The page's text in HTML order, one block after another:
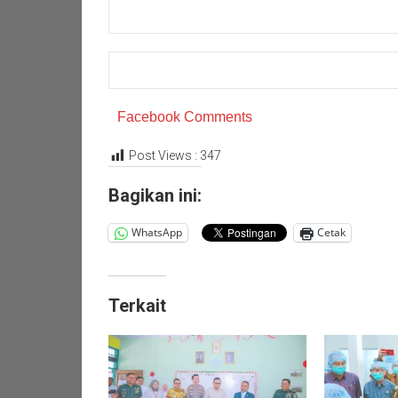
Facebook Comments
Post Views : 347
Bagikan ini:
WhatsApp Cetak
Terkait